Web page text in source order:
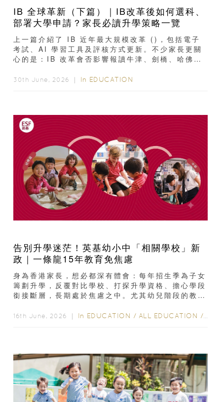
IB 全球革新（下篇）｜IB改革後如何選科、
部署大學申請？家長必讀升學策略一覽
上一篇介紹了 IB 近年最大規模改革 ()，包括電子
考試、AI 學習工具及評核方式更新。不少家長更關
心的是：IB 改革會否影響報讀牛津、劍橋、哈佛等
30th June, 2026 ｜ In EDUCATION
告別升學迷茫！英基幼小中「相關學校」新
政｜一條龍15年教育免焦慮
身為香港家長，想必都深有體會：每年招生季為子女
籌劃升學，反覆對比學校、打探升學資格、擔心學段
銜接斷層，長期處於焦慮之中。尤其幼兒階段的教育
誤...
16th June, 2026 ｜ In EDUCATION / ALL EDUCATION /